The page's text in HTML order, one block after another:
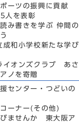
ポーツの振興に貢献
人を表彰
み書きを学ぶ 仲間の
成和小学校新たな学び
オンズクラブ あさ
ノを寄贈
センター・つどいの
ーナー(その他)
びませんか 東大阪ア